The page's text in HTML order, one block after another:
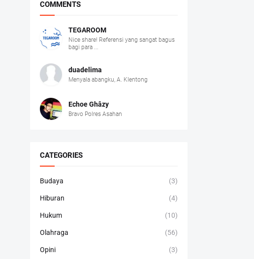
COMMENTS
TEGAROOM
Nice share! Referensi yang sangat bagus
bagi para ...
duadelima
Menyala abangku, A. Klentong
Echoe Ghâzy
Bravo Polres Asahan
CATEGORIES
Budaya (3)
Hiburan (4)
Hukum (10)
Olahraga (56)
Opini (3)